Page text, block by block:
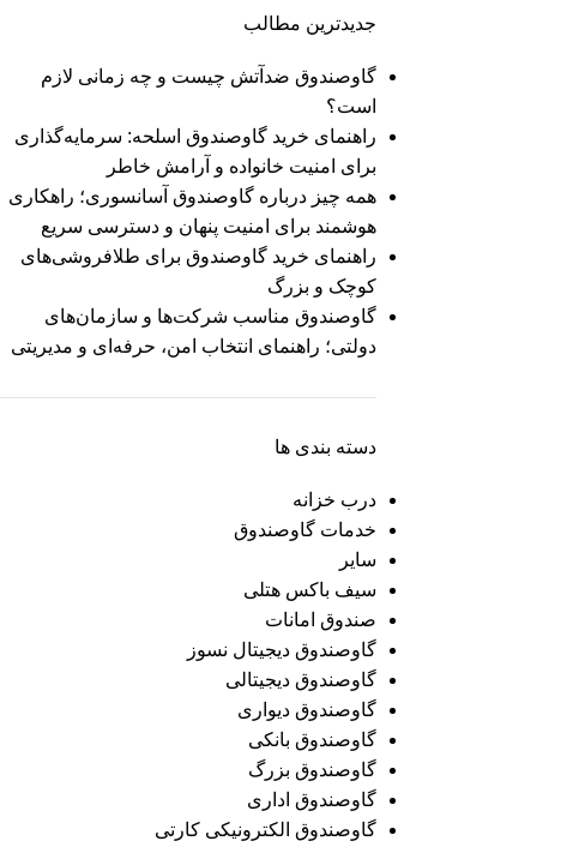
جدیدترین مطالب
گاوصندوق ضدآتش چیست و چه زمانی لازم
است؟
راهنمای خرید گاوصندوق اسلحه: سرمایه‌گذاری
برای امنیت خانواده و آرامش خاطر
همه چیز درباره گاوصندوق آسانسوری؛ راهکاری
هوشمند برای امنیت پنهان و دسترسی سریع
راهنمای خرید گاوصندوق برای طلافروشی‌های
کوچک و بزرگ
گاوصندوق مناسب شرکت‌ها و سازمان‌های
دولتی؛ راهنمای انتخاب امن، حرفه‌ای و مدیریتی
دسته بندی ها
درب خزانه
خدمات گاوصندوق
سایر
سیف باکس هتلی
صندوق امانات
گاوصندوق دیجیتال نسوز
گاوصندوق دیجیتالی
گاوصندوق دیواری
گاوصندوق بانکی
گاوصندوق بزرگ
گاوصندوق اداری
گاوصندوق الکترونیکی کارتی